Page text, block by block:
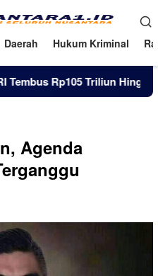
Daerah Hukum Kriminal
Triliun Hingga Juni 2026
Agenda